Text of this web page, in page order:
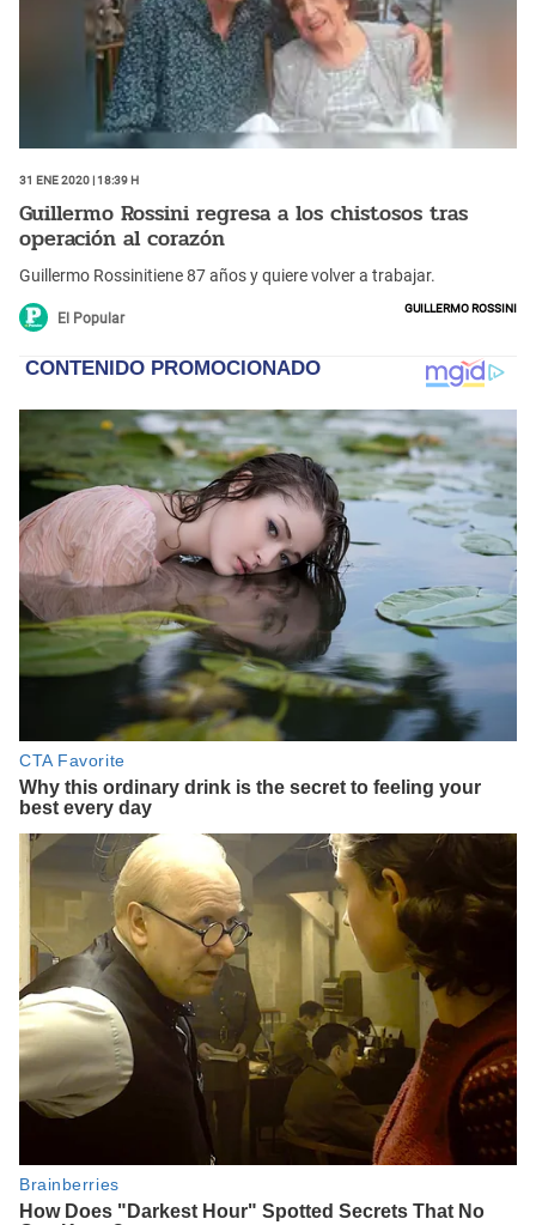
31 Ene 2020 | 18:39 h
Guillermo Rossini regresa a los chistosos tras
operación al corazón
Guillermo Rossinitiene 87 años y quiere volver a trabajar.
El Popular
Guillermo Rossini